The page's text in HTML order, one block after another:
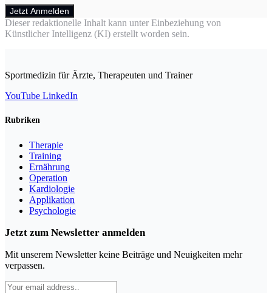
Jetzt Anmelden
Dieser redaktionelle Inhalt kann unter Einbeziehung von
Künstlicher Intelligenz (KI) erstellt worden sein.
Sportmedizin für Ärzte, Therapeuten und Trainer
YouTube LinkedIn
Rubriken
Therapie
Training
Ernährung
Operation
Kardiologie
Applikation
Psychologie
Jetzt zum Newsletter anmelden
Mit unserem Newsletter keine Beiträge und Neuigkeiten mehr
verpassen.